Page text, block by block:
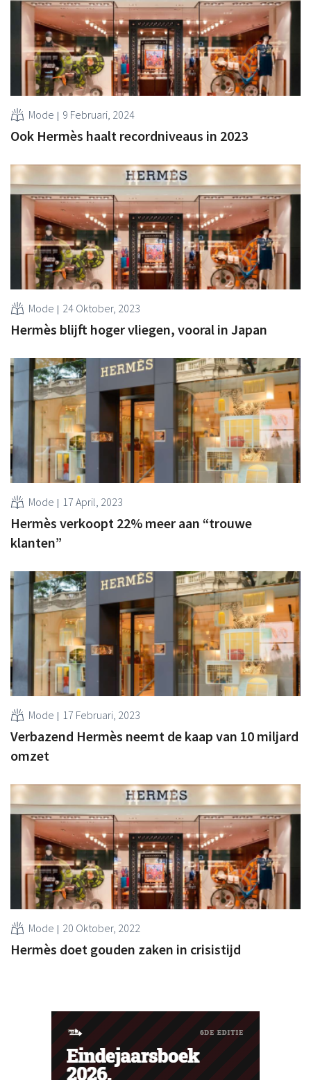
Mode 9 Februari, 2024
Ook Hermès haalt recordniveaus in 2023
Mode 24 Oktober, 2023
Hermès blijft hoger vliegen, vooral in Japan
Mode 17 April, 2023
Hermès verkoopt 22% meer aan “trouwe
klanten”
Mode 17 Februari, 2023
Verbazend Hermès neemt de kaap van 10 miljard
omzet
Mode 20 Oktober, 2022
Hermès doet gouden zaken in crisistijd